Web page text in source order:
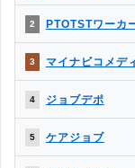
9 かいごガーデン
9
ュネット
9 MC-介護のお仕事
9
ブ）
ち、「条件：理学
2 PTOTSTワーカ
3 マイナビコメデ
4 ジョブデポ
5 ケアジョブ